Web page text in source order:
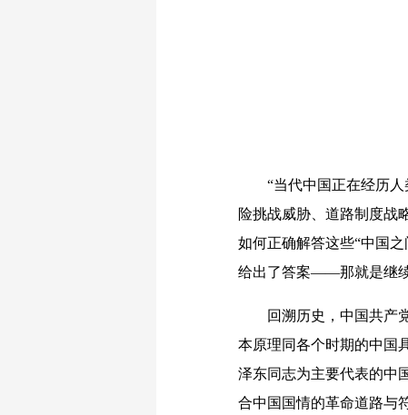
“当代中国正在经历人
险挑战威胁、道路制度战
如何正确解答这些“中国
给出了答案——那就是继续
回溯历史，中国共产党
本原理同各个时期的中国
泽东同志为主要代表的中
合中国国情的革命道路与